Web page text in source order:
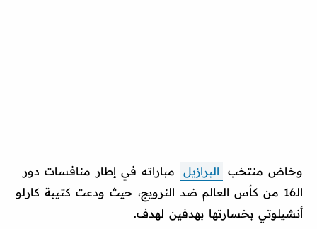
وخاض منتخب البرازيل
مباراته في إطار منافسات دور
الـ16 من كأس العالم ضد النرويج، حيث ودعت كتيبة كارلو
أنشيلوتي بخسارتها بهدفين لهدف.